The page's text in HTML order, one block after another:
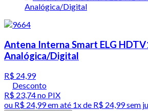
Antena Interna Smart ELG
Analógica/Digital
R$ 24,99
Desconto
R$ 23,74no PIX
ou R$ 24,99em até 1x de R$ 24,99sem